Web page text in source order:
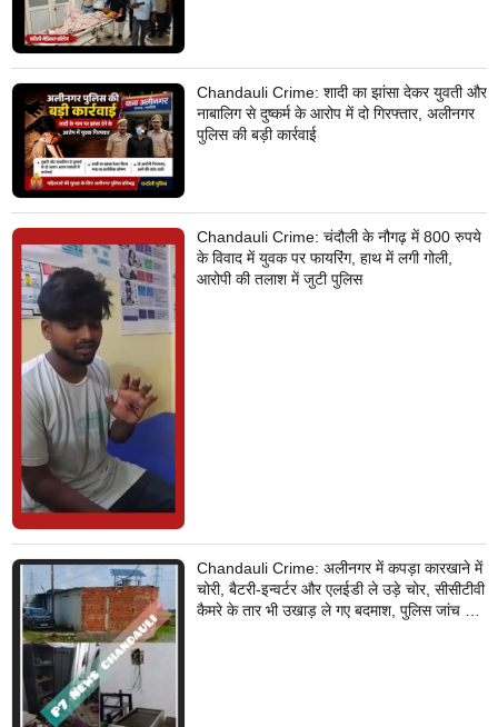
Chandauli Crime: शादी का झांसा देकर युवती और
नाबालिग से दुष्कर्म के आरोप में दो गिरफ्तार, अलीनगर
पुलिस की बड़ी कार्रवाई
Chandauli Crime: चंदौली के नौगढ़ में 800 रुपये
के विवाद में युवक पर फायरिंग, हाथ में लगी गोली,
आरोपी की तलाश में जुटी पुलिस
Chandauli Crime: अलीनगर में कपड़ा कारखाने में
चोरी, बैटरी-इन्वर्टर और एलईडी ले उड़े चोर, सीसीटीवी
कैमरे के तार भी उखाड़ ले गए बदमाश, पुलिस जांच में